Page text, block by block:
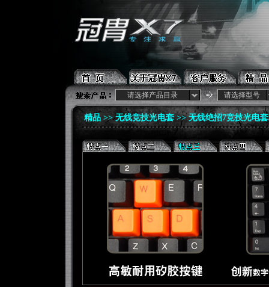
请选择产品目录 请选择型号
精品 >>无线竞技光电套>> 无线绝招7竞技光电套